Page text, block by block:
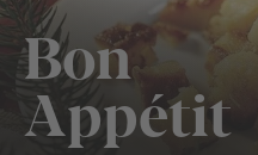
Bon
Appétit